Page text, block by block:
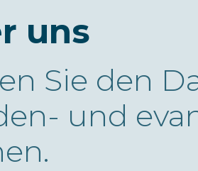
uns
Sie den
und